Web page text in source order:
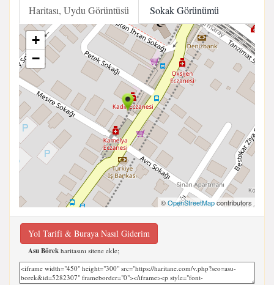
Haritası, Uydu Görüntüsü Sokak Görünümü
+
−
©OpenStreetMapcontributors
Yol Tarifi & Buraya Nasıl Giderim
Asu Börek haritasını sitene ekle;